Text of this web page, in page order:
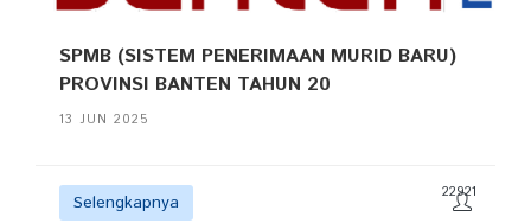
SPMB (SISTEM PENERIMAAN MURID BARU)
PROVINSI BANTEN TAHUN 20
13 JUN 2025
Selengkapnya 22921